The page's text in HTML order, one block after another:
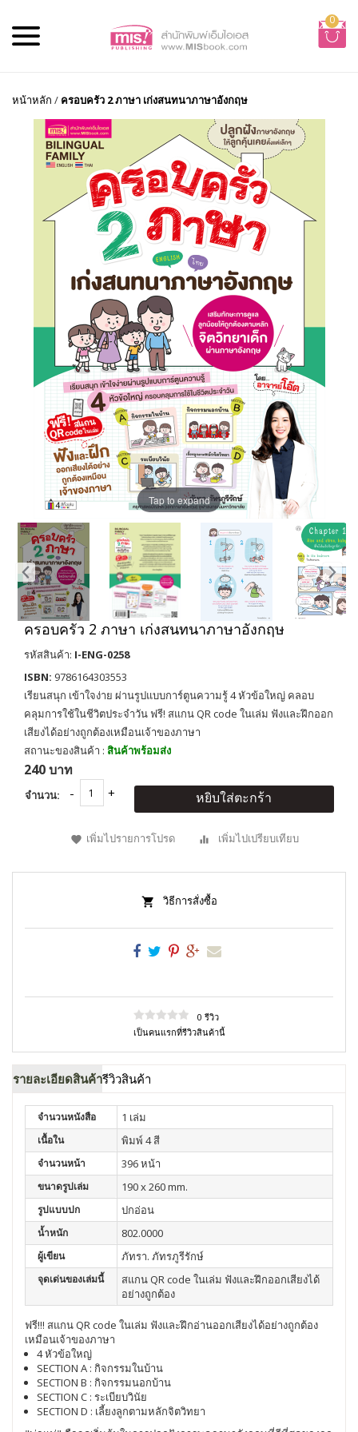
0
หน้าหลัก / ครอบครัว 2 ภาษา เก่งสนทนาภาษาอังกฤษ
Tap to expand
ครอบครัว 2 ภาษา เก่งสนทนาภาษาอังกฤษ
รหัสสินค้า: I-ENG-0258
ISBN: 9786164303553
เรียนสนุก เข้าใจง่าย ผ่านรูปแบบการ์ตูนความรู้ 4 หัวข้อใหญ่ คลอบ
คลุมการใช้ในชีวิตประจำวัน ฟรี! สแกน QR code ในเล่ม ฟังและฝึกออก
เสียงได้อย่างถูกต้องเหมือนเจ้าของภาษา
สถานะของสินค้า : สินค้าพร้อมส่ง
240 บาท
จำนวน: หยิบใส่ตะกร้า
เพิ่มไปรายการโปรด เพิ่มไปเปรียบเทียบ
วิธีการสั่งซื้อ
0 รีวิว
เป็นคนแรกที่รีวิวสินค้านี้
รายละเอียดสินค้ารีวิวสินค้า
จำนวนหนังสือ 1 เล่ม
เนื้อใน พิมพ์ 4 สี
จำนวนหน้า 396 หน้า
ขนาดรูปเล่ม 190 x 260 mm.
รูปแบบปก ปกอ่อน
น้ำหนัก 802.0000
ผู้เขียน ภัทรา. ภัทรภูรีรักษ์
จุดเด่นของเล่มนี้
สแกน QR code ในเล่ม ฟังและฝึกออกเสียงได้
อย่างถูกต้อง
ฟรี!!! สแกนQR code ในเล่ม ฟังและฝึกอ่านออกเสียงได้อย่างถูกต้อง
เหมือนเจ้าของภาษา
4หัวข้อใหญ่
SECTION A : กิจกรรมในบ้าน
SECTION B : กิจกรรมนอกบ้าน
SECTION C : ระเบียบวินัย
SECTION D : เลี้ยงลูกตามหลักจิตวิทยา